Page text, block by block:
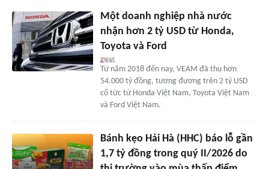
Một doanh nghiệp nhà nước
nhận hơn 2 tỷ USD từ Honda,
Toyota và Ford
Từ năm 2018 đến nay, VEAM đã thu hơn
54.000 tỷ đồng, tương đương trên 2 tỷ USD
cổ tức từ Honda Việt Nam, Toyota Việt Nam
và Ford Việt Nam.
Bánh kẹo Hải Hà (HHC) báo lỗ gần
1,7 tỷ đồng trong quý II/2026 do